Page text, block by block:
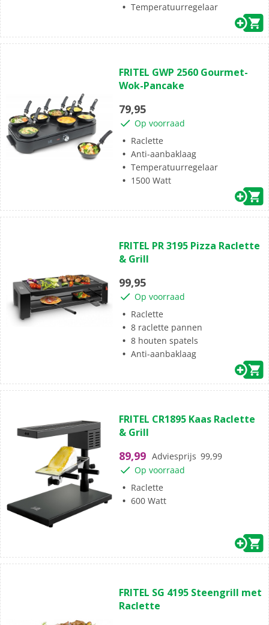
Temperatuurregelaar
van
de
sterren.
FRITEL GWP 2560 Gourmet-
Wok-Pancake
79,95
Op voorraad
Raclette
Anti-aanbaklaag
Temperatuurregelaar
1500 Watt
van
de
sterren.
FRITEL PR 3195 Pizza Raclette
& Grill
99,95
Op voorraad
Raclette
8 raclette pannen
8 houten spatels
Anti-aanbaklaag
van
de
sterren.
FRITEL CR1895 Kaas Raclette
& Grill
89,99 Adviesprijs 99,99
Op voorraad
Raclette
600 Watt
van
de
FRITEL SG 4195 Steengrill met
Raclette